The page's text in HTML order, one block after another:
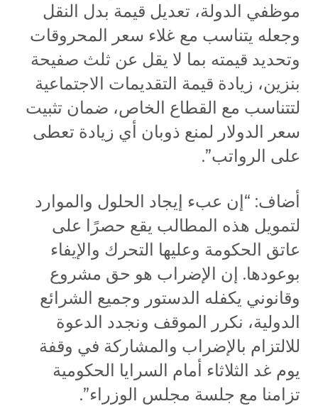
موظفي الدولة، تعديل قيمة بدل النقل
وجعله يتناسب مع غلاء سعر المحروقات
وتحديد قيمته بما لا يقل عن ثلث صفيحة
بنزين، زيادة قيمة التقديمات الاجتماعية
لتتناسب مع القطاع الخاص، ضمان تثبيت
سعر الدولار لمنع ذوبان أي زيادة تعطى
على الرواتب”.
أضاف: “إن عبء إيجاد الحلول والموارد
لتمويل هذه المطالب يقع حصرًا على
عاتق الحكومة وعليها التحرك والإيفاء
بوعودها. إن الإضراب هو حق مشروع
وقانوني يكفله الدستور وجميع الشرائع
الدولية، نكرر الموقف ونجدد الدعوة
للالتزام بالإضراب والمشاركة في وقفة
يوم غد الثلاثاء أمام السرايا الحكومية
تزامنا مع جلسة مجلس الوزراء”.